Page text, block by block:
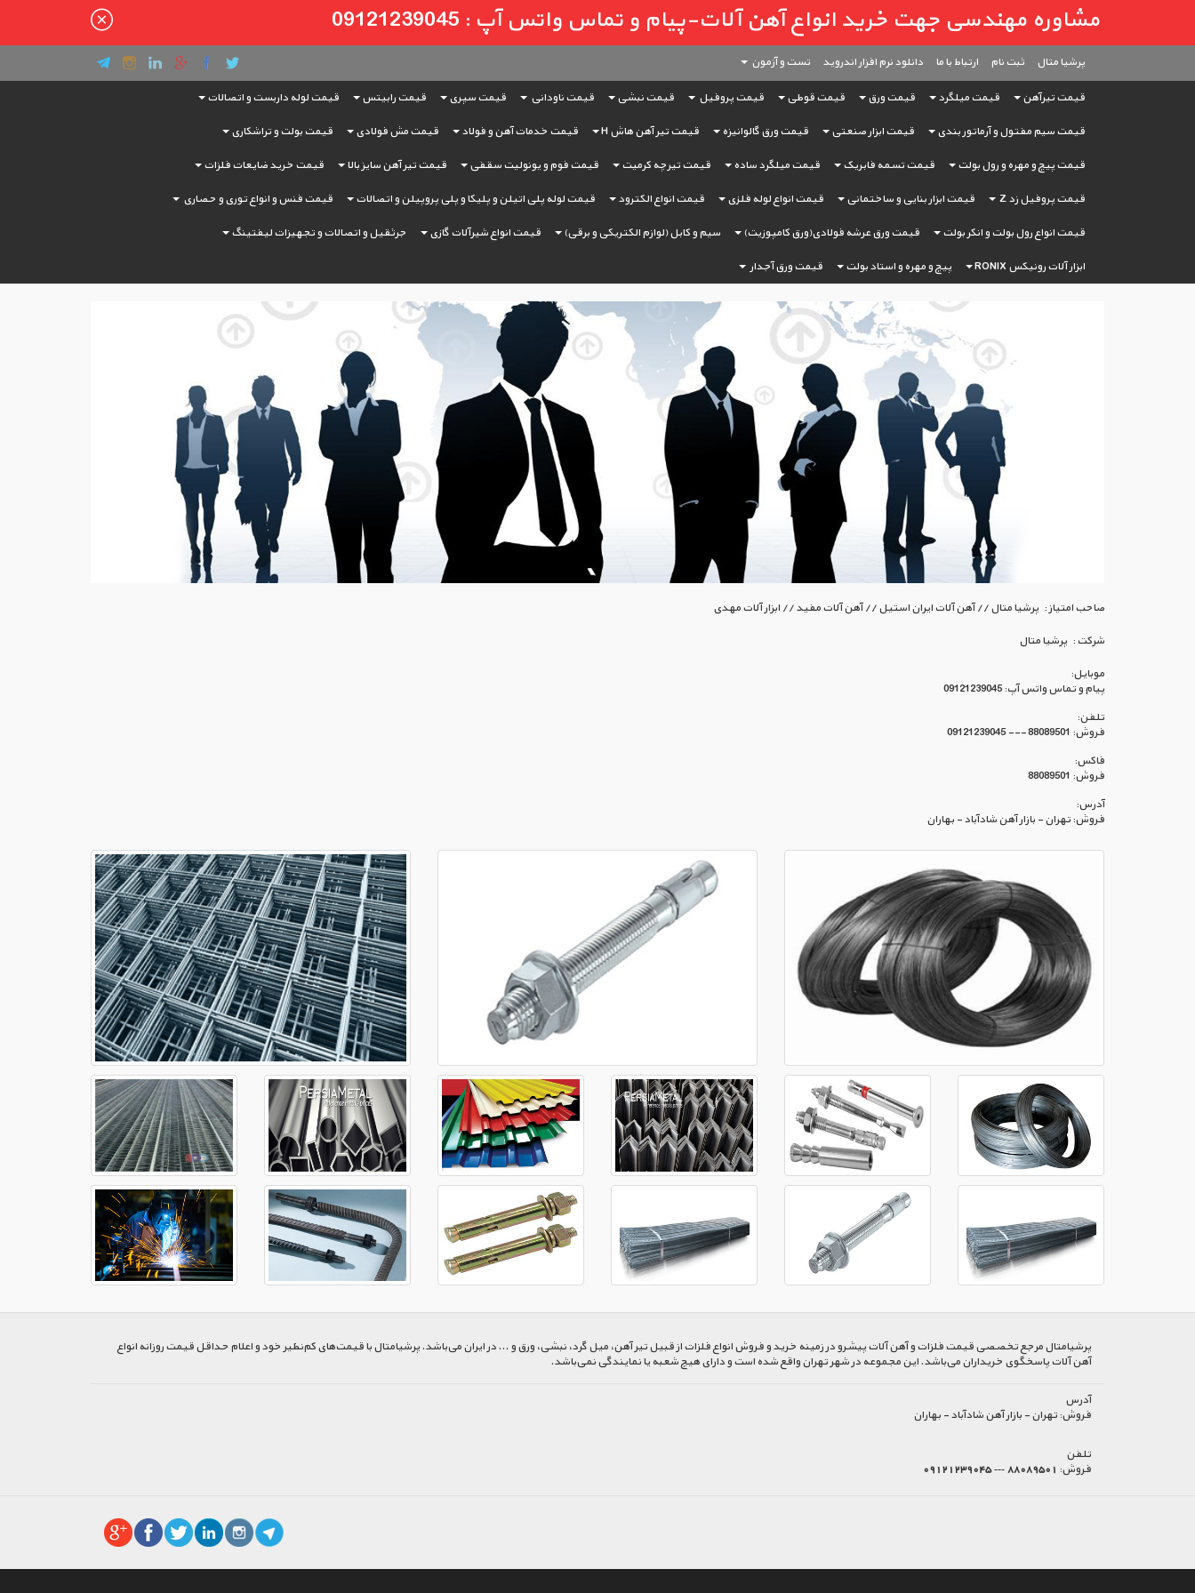
مشاوره مهندسی جهت خرید انواع آهن آلات-پیام و تماس واتس آپ : 09121239045
پرشیا متال ثبت ‌نام ارتباط با ما دانلود نرم افزار اندروید تست و آزمون
قیمت تیرآهن قیمت میلگرد قیمت ورق قیمت قوطی قیمت پروفیل قیمت نبشی قیمت ناودانی قیمت سپری قیمت رابیتس قیمت لوله داربست و اتصالات
قیمت سیم مفتول و آرماتور بندی قیمت ابزار صنعتی قیمت ورق گالوانیزه قیمت تیر آهن هاش H قیمت خدمات آهن و فولاد قیمت مش فولادی قیمت بولت و تراشکاری
قیمت پیچ و مهره و رول بولت قیمت تسمه فابریک قیمت میلگرد ساده قیمت تیرچه کرمیت قیمت فوم و یونولیت سقفی قیمت تیر آهن سایز بالا قیمت خرید ضایعات فلزات
قیمت پروفیل زد Z قیمت ابزار بنایی و ساختمانی قیمت انواع لوله فلزی قیمت انواع الکترود قیمت لوله پلی اتیلن و پلیکا و پلی پروپیلن و اتصالات قیمت فنس و انواع توری و حصاری
قیمت انواع رول بولت و انکر بولت قیمت ورق عرشه فولادی(ورق کامپوزیت) سیم و کابل (لوازم الکتریکی و برقی) قیمت انواع شیرآلات گازی جرثقیل و اتصالات و تجهیزات لیفتینگ
ابزار آلات رونیکس RONIX پیچ و مهره و استاد بولت قیمت ورق آجدار
صاحب امتیاز : پرشیا متال // آهن آلات ایران استیل // آهن آلات مفید // ابزار آلات مهدی
شرکت : پرشیا متال
موبایل:
پیام و تماس واتس آپ: 09121239045
تلفن:
فروش: 88089501 --- 09121239045
فاکس:
فروش: 88089501
آدرس:
فروش: تهران - بازار آهن شادآباد - بهاران
پرشیا‌متال مرجع تخصصی قیمت فلزات و آهن آلات پیشرو در زمینه خرید و فروش انواع فلزات از قبیل تیر آهن، میل گرد، نبشی، ورق و ... در ایران می‌باشد. پرشیامتال با قیمت‌های کم‌نظیر خود و اعلام حداقل قیمت روزانه انواع
آهن آلات پاسخگوی خریداران می‌باشد. این مجموعه در شهر تهران واقع شده است و دارای هیچ شعبه یا نمایندگی نمی‌باشد.
آدرس
فروش:تهران - بازار آهن شادآباد - بهاران
تلفن
فروش: 88089501 --- 09121239045